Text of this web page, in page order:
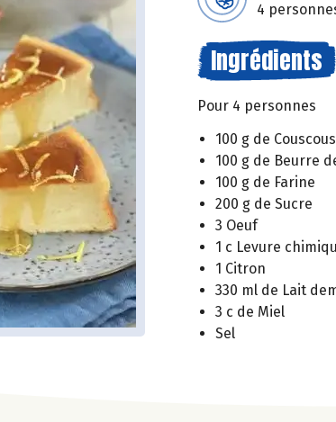
4
Ingrédients
Pour 4 personnes
100 g de Couscous
100 g de Beurre
100 g de Farine
200 g de Sucre
3 Oeuf
1 c Levure
1 Citron
330 ml de Lait
3 c de Miel
Sel